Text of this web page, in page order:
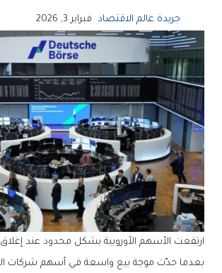
جريدة عالم الاقتصاد فبراير 3, 2026
ارتفعت الأسهم الأوروبية بشكل محدود عند إغلاق
بعدما حدّت موجة بيع واسعة في أسهم شركات